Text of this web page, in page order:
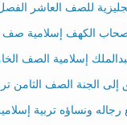
للصف العاشر
الكهف إسلامية صف
إسلامية الصف
الجنة الصف الثامن
ونساؤه تربية